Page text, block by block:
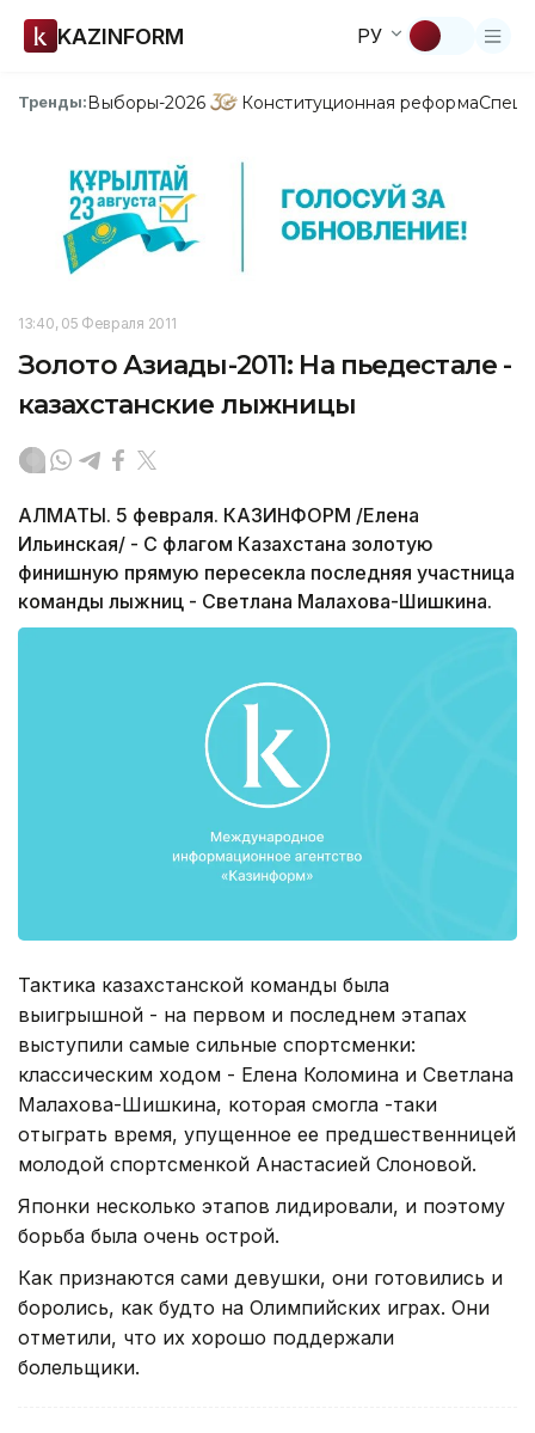
KAZINFORM РУ
Тренды:Выборы-2026 Конституционная реформа
13:40, 05 Февраля 2011
Золото Азиады-2011: На пьедестале -
казахстанские лыжницы
АЛМАТЫ. 5 февраля. КАЗИНФОРМ /Елена
Ильинская/ - С флагом Казахстана золотую
финишную прямую пересекла последняя участница
команды лыжниц - Светлана Малахова-Шишкина.
Тактика казахстанской команды была
выигрышной - на первом и последнем этапах
выступили самые сильные спортсменки:
классическим ходом - Елена Коломина и Светлана
Малахова-Шишкина, которая смогла -таки
отыграть время, упущенное ее предшественницей
молодой спортсменкой Анастасией Слоновой.
Японки несколько этапов лидировали, и поэтому
борьба была очень острой.
Как признаются сами девушки, они готовились и
боролись, как будто на Олимпийских играх. Они
отметили, что их хорошо поддержали
болельщики.